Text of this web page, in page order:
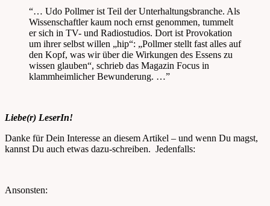
“… Udo Pollmer ist Teil der Unterhaltungsbranche. Als
Wissenschaftler kaum noch ernst genommen, tummelt
er sich in TV- und Radiostudios. Dort ist Provokation
um ihrer selbst willen „hip“: „Pollmer stellt fast alles auf
den Kopf, was wir über die Wirkungen des Essens zu
wissen glauben“, schrieb das Magazin Focus in
klammheimlicher Bewunderung. …”
Liebe(r) LeserIn!
Danke für Dein Interesse an diesem Artikel – und wenn Du magst,
kannst Du auch etwas dazu-schreiben. Jedenfalls:
Ansonsten: